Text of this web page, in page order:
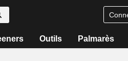
Outils Palmarès